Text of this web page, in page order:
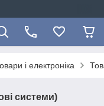
і електроніка
системи)